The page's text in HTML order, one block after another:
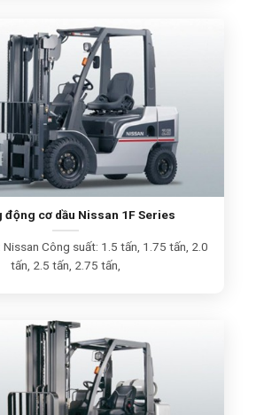
động cơ dầu Nissan 1F Series
Nissan Công suất: 1.5 tấn, 1.75 tấn, 2.0
tấn, 2.5 tấn, 2.75 tấn,